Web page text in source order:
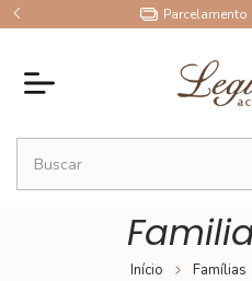
Início Famílias